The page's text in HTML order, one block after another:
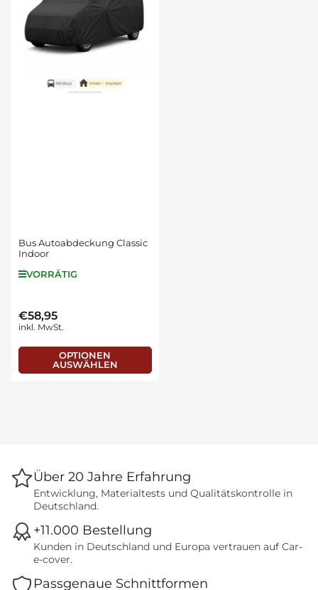
Bus Autoabdeckung Classic
Indoor
VORRÄTIG
Normaler
Preis
€58,95
inkl. MwSt.
OPTIONEN
AUSWÄHLEN
Über 20 Jahre Erfahrung
Entwicklung, Materialtests und Qualitätskontrolle in
Deutschland.
+11.000 Bestellung
Kunden in Deutschland und Europa vertrauen auf Car-
e-cover.
Passgenaue Schnittformen